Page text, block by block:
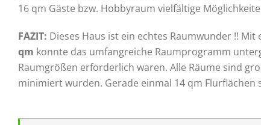
16 qm Gäste bzw. Hobbyraum vielfältige
FAZIT: Dieses Haus ist ein echtes Raumwunder !! Mit
qm konnte das umfangreiche Raumprogramm
Raumgrößen erforderlich waren. Alle Räume sind
minimiert wurden. Gerade einmal 14 qm Flurflächen